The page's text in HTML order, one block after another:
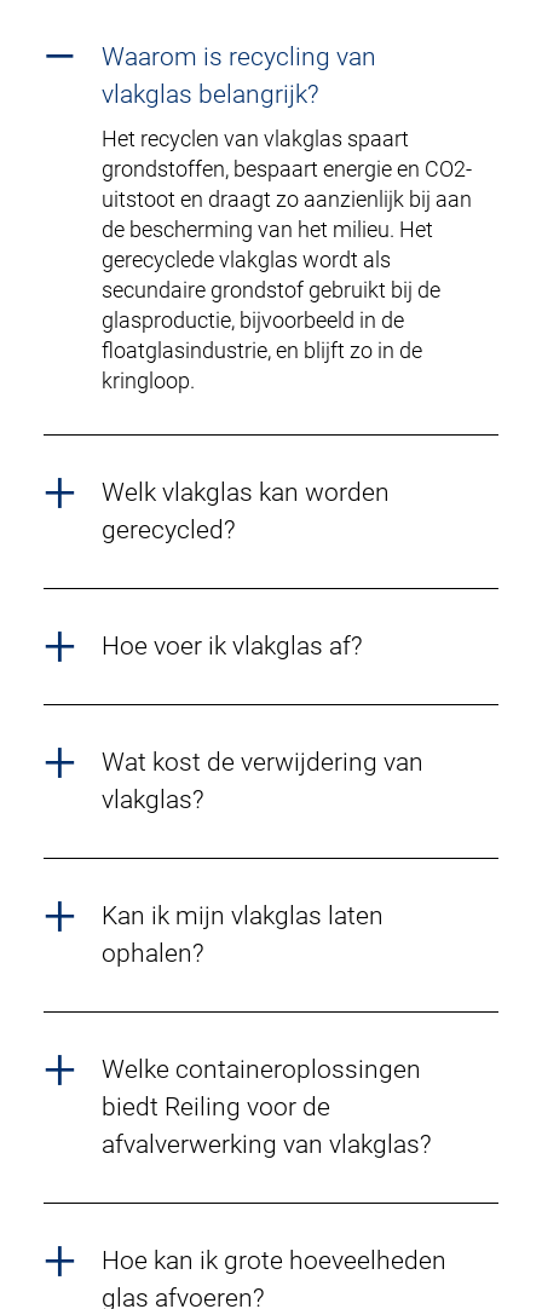
Waarom is recycling van
vlakglas belangrijk?
Het recyclen van vlakglas spaart
grondstoffen, bespaart energie en CO2-
uitstoot en draagt zo aanzienlijk bij aan
de bescherming van het milieu. Het
gerecyclede vlakglas wordt als
secundaire grondstof gebruikt bij de
glasproductie, bijvoorbeeld in de
floatglasindustrie, en blijft zo in de
kringloop.
Welk vlakglas kan worden
gerecycled?
Hoe voer ik vlakglas af?
Wat kost de verwijdering van
vlakglas?
Kan ik mijn vlakglas laten
ophalen?
Welke containeroplossingen
biedt Reiling voor de
afvalverwerking van vlakglas?
Hoe kan ik grote hoeveelheden
glas afvoeren?